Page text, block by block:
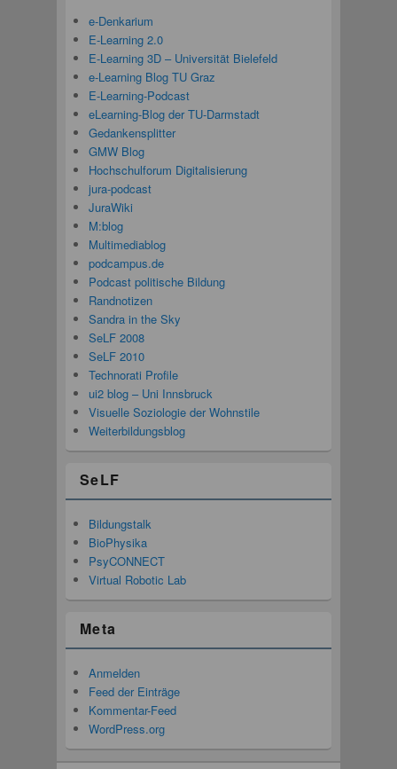
e-Denkarium
E-Learning 2.0
E-Learning 3D – Universität Bielefeld
e-Learning Blog TU Graz
E-Learning-Podcast
eLearning-Blog der TU-Darmstadt
Gedankensplitter
GMW Blog
Hochschulforum Digitalisierung
jura-podcast
JuraWiki
M:blog
Multimediablog
podcampus.de
Podcast politische Bildung
Randnotizen
Sandra in the Sky
SeLF 2008
SeLF 2010
Technorati Profile
ui2 blog – Uni Innsbruck
Visuelle Soziologie der Wohnstile
Weiterbildungsblog
SeLF
Bildungstalk
BioPhysika
PsyCONNECT
Virtual Robotic Lab
Meta
Anmelden
Feed der Einträge
Kommentar-Feed
WordPress.org